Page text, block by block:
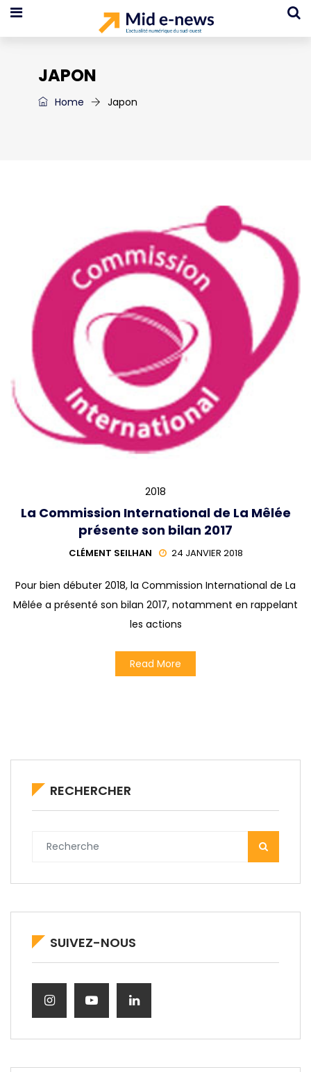
JAPON
Home Japon
2018
La Commission International de La Mêlée
présente son bilan 2017
CLÉMENT SEILHAN 24 JANVIER 2018
Pour bien débuter 2018, la Commission International de La
Mêlée a présenté son bilan 2017, notamment en rappelant
les actions
Read More
RECHERCHER
SUIVEZ-NOUS